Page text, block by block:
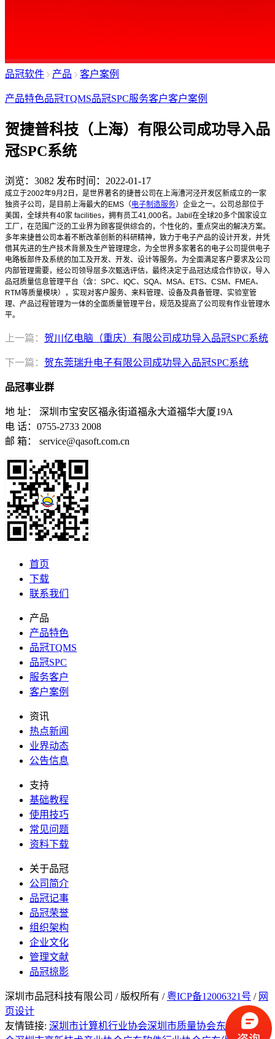
品冠软件 产品 客户案例
产品特色品冠TQMS品冠SPC服务客户客户案例
贺捷普科技（上海）有限公司成功导入品
冠SPC系统
浏览：3082 发布时间：2022-01-17
成立于2002年9月2日，是世界著名的捷普公司在上海漕河泾开发区新成立的一家
独资子公司，是目前上海最大的EMS（电子制造服务）企业之一。公司总部位于
美国，全球共有40家 facilities，拥有员工41,000名。Jabil在全球20多个国家设立
工厂，在范围广泛的工业界为顾客提供综合的，个性化的，重点突出的解决方案。
多年来捷普公司本着不断改革创新的科研精神，致力于电子产品的设计开发，并凭
借其先进的生产技术背景及生产管理理念，为全世界多家著名的电子公司提供电子
电路板部件及系统的加工及开发、开发、设计等服务。为全面满足客户要求及公司
内部管理需要，经公司领导层多次甄选评估，最终决定于品冠达成合作协议，导入
品冠质量信息管理平台（含：SPC、IQC、SQA、MSA、ETS、CSM、FMEA、
RTM等质量模块），实现对客户服务、来料管理、设备及具备管理、实验室管
理、产品过程管理为一体的全面质量管理平台，规范及提高了公司现有作业管理水
平。
上一篇： 贺川亿电脑（重庆）有限公司成功导入品冠SPC系统
下一篇： 贺东莞瑞升电子有限公司成功导入品冠SPC系统
品冠事业群
地 址： 深圳市宝安区福永街道福永大道福华大厦19A
电 话：0755-2733 2008
邮 箱： service@qasoft.com.cn
首页
下载
联系我们
产品
产品特色
品冠TQMS
品冠SPC
服务客户
客户案例
资讯
热点新闻
业界动态
公告信息
支持
基础教程
使用技巧
常见问题
资料下载
关于品冠
公司简介
品冠记事
品冠荣誉
组织架构
企业文化
管理文献
品冠掠影
深圳市品冠科技有限公司 / 版权所有 / 粤ICP备12006321号 / 网
页设计
友情链接: 深圳市计算机行业协会深圳市质量协会东莞质量协